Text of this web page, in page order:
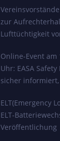
zur
Lufttüchtigkeit
Online-Event am
Uhr: EASA
sicher
ELT(Emergency
ELT-
Veröffentlichung